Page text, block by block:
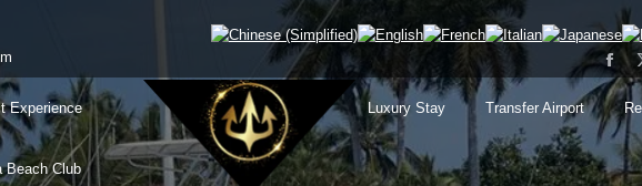
Experience
Beach Club
Luxury Stay Transfer Airport